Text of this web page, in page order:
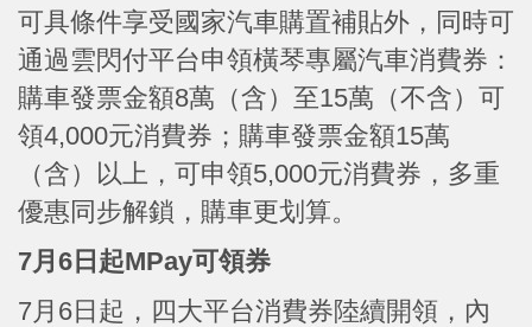
可具條件享受國家汽車購置補貼外，同時可
通過雲閃付平台申領橫琴專屬汽車消費券：
購車發票金額8萬（含）至15萬（不含）可
領4,000元消費券；購車發票金額15萬
（含）以上，可申領5,000元消費券，多重
優惠同步解鎖，購車更划算。
7月6日起MPay可領券
7月6日起，四大平台消費券陸續開領，內